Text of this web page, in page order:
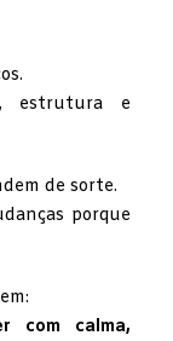
estrutura e
de sorte.
porque
calma,